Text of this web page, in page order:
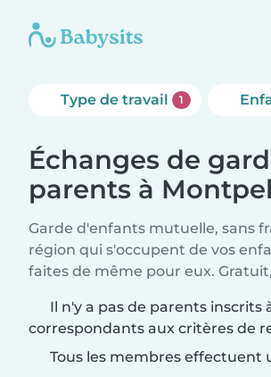
Type de travail 1
Échanges de
parents à
Garde d'enfants mutuelle, sans
région qui s'occupent de vos
faites de même pour eux.
Il n'y a pas de parents inscrits
correspondants aux critères de
Tous les membres